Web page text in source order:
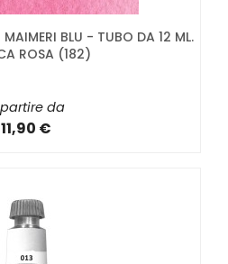
MAIMERI BLU - TUBO DA 12 ML.
ROSA (182)
da
11,90 €